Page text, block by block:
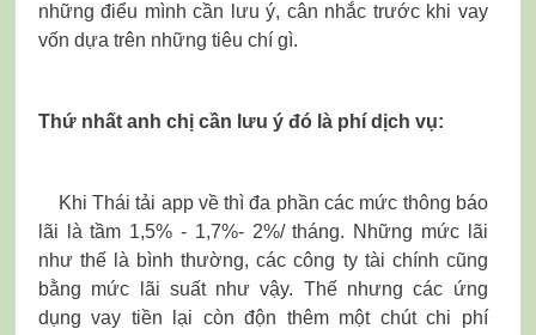
những điểu mình cần lưu ý, cân nhắc trước khi vay
vốn dựa trên những tiêu chí gì.
Thứ nhất anh chị cần lưu ý đó là phí dịch vụ:
Khi Thái tải app về thì đa phần các mức thông báo
lãi là tầm 1,5% - 1,7%- 2%/ tháng. Những mức lãi
như thế là bình thường, các công ty tài chính cũng
bằng mức lãi suất như vậy. Thế nhưng các ứng
dụng vay tiền lại còn độn thêm một chút chi phí